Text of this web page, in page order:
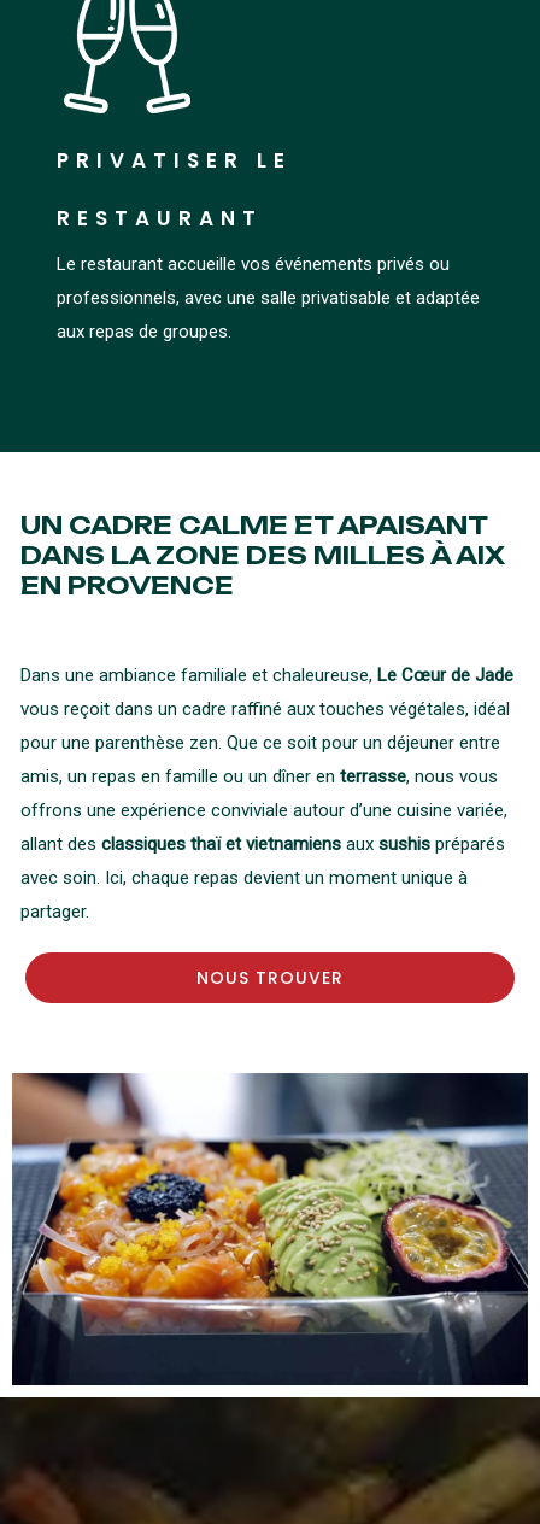
PRIVATISER LE
RESTAURANT
Le restaurant accueille vos événements privés ou
professionnels, avec une salle privatisable et adaptée
aux repas de groupes.
UN CADRE CALME ET APAISANT
DANS LA ZONE DES MILLES À AIX
EN PROVENCE
Dans une ambiance familiale et chaleureuse, Le Cœur de Jade
vous reçoit dans un cadre raffiné aux touches végétales, idéal
pour une parenthèse zen. Que ce soit pour un déjeuner entre
amis, un repas en famille ou un dîner en terrasse, nous vous
offrons une expérience conviviale autour d’une cuisine variée,
allant des classiques thaï et vietnamiensauxsushis préparés
avec soin. Ici, chaque repas devient un moment unique à
partager.
NOUS TROUVER